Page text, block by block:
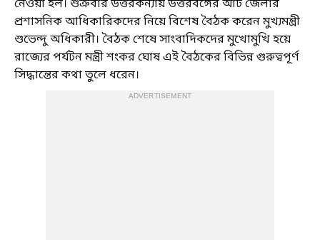
নেওয়া হল। শুক্রবার উত্তরকন্যায় উত্তরবঙ্গের আট জেলার
প্রশাসনিক আধিকারিকদের নিয়ে বিশেষ বৈঠক করেন মুখ্যমন্ত্রী
শুভেন্দু অধিকারী। বৈঠক শেষে সাংবাদিকদের মুখোমুখি হয়ে
রাজ্যের পর্যটন মন্ত্রী শংকর ঘোষ এই বৈঠকের বিভিন্ন গুরুত্বপূর্ণ
সিদ্ধান্তের কথা তুলে ধরেন।
ADVERTISEMENT